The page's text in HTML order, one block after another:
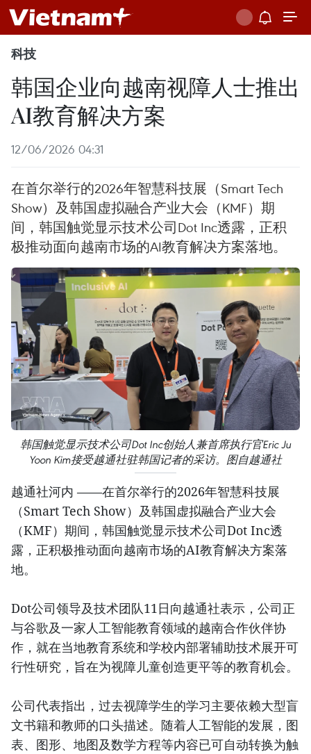
科技
韩国企业向越南视障人士推出
AI教育解决方案
12/06/2026 04:31
在首尔举行的2026年智慧科技展（Smart Tech
Show）及韩国虚拟融合产业大会（KMF）期
间，韩国触觉显示技术公司Dot Inc透露，正积
极推动面向越南市场的AI教育解决方案落地。
韩国触觉显示技术公司Dot Inc创始人兼首席执行官Eric Ju
Yoon Kim接受越通社驻韩国记者的采访。图自越通社
越通社河内 ——在首尔举行的2026年智慧科技展
（Smart Tech Show）及韩国虚拟融合产业大会
（KMF）期间，韩国触觉显示技术公司Dot Inc透
露，正积极推动面向越南市场的AI教育解决方案落
地。
Dot公司领导及技术团队11日向越通社表示，公司正
与谷歌及一家人工智能教育领域的越南合作伙伴协
作，就在当地教育系统和学校内部署辅助技术展开可
行性研究，旨在为视障儿童创造更平等的教育机会。
公司代表指出，过去视障学生的学习主要依赖大型盲
文书籍和教师的口头描述。随着人工智能的发展，图
表、图形、地图及数学方程等内容已可自动转换为触